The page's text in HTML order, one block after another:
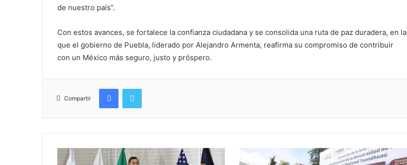
de nuestro país”.
Con estos avances, se fortalece la confianza ciudadana y se consolida una ruta de paz duradera, en la
que el gobierno de Puebla, liderado por Alejandro Armenta, reafirma su compromiso de contribuir
con un México más seguro, justo y próspero.
Compartir
FacebookTwitter